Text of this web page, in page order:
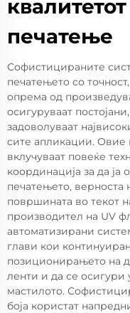
печатење
Софистицираните
печатењето со
опрема од
осигуруваат
задоволуваат
сите апликации. Овие
вклучуваат повеќе
координација за да ја
печатењето, верноста
површината во текот
производител на UV
автоматизирани
глави кои
позиционирањето на
ленти и да се
мастилото.
боја користат